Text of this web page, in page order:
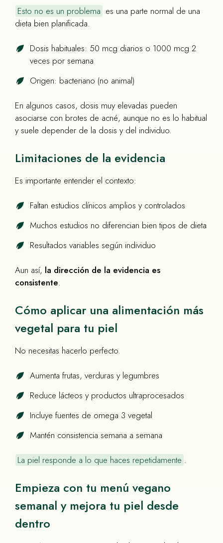
Esto no es un problema es una parte normal de una
dieta bien planificada.
Dosis habituales: 50 mcg diarios o 1000 mcg 2
veces por semana
Origen: bacteriano (no animal)
En algunos casos, dosis muy elevadas pueden
asociarse con brotes de acné, aunque no es lo habitual
y suele depender de la dosis y del individuo.
Limitaciones de la evidencia
Es importante entender el contexto:
Faltan estudios clínicos amplios y controlados
Muchos estudios no diferencian bien tipos de dieta
Resultados variables según individuo
Aun así, la dirección de la evidencia es
consistente.
Cómo aplicar una alimentación más
vegetal para tu piel
No necesitas hacerlo perfecto.
Aumenta frutas, verduras y legumbres
Reduce lácteos y productos ultraprocesados
Incluye fuentes de omega 3 vegetal
Mantén consistencia semana a semana
La piel responde a lo que haces repetidamente .
Empieza con tu menú vegano
semanal y mejora tu piel desde
dentro